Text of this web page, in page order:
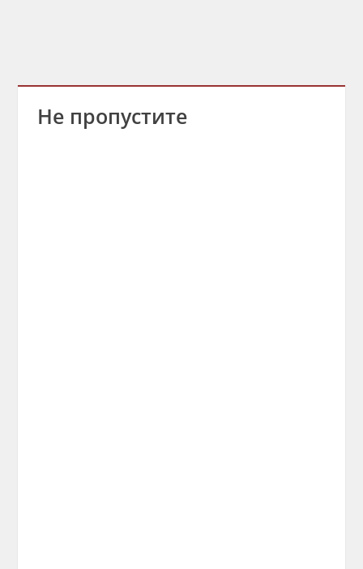
Не пропустите